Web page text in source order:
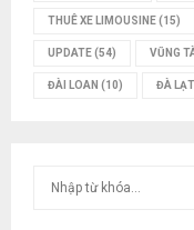
THUÊ XE LIMOUSINE(15)
UPDATE(54) VŨNG
ĐÀI LOAN (10) ĐÀ LẠT